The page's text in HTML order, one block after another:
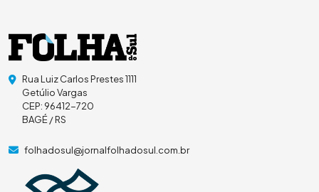
Rua Luiz Carlos Prestes 1111
Getúlio Vargas
CEP: 96412-720
BAGÉ / RS
folhadosul@jornalfolhadosul.com.br